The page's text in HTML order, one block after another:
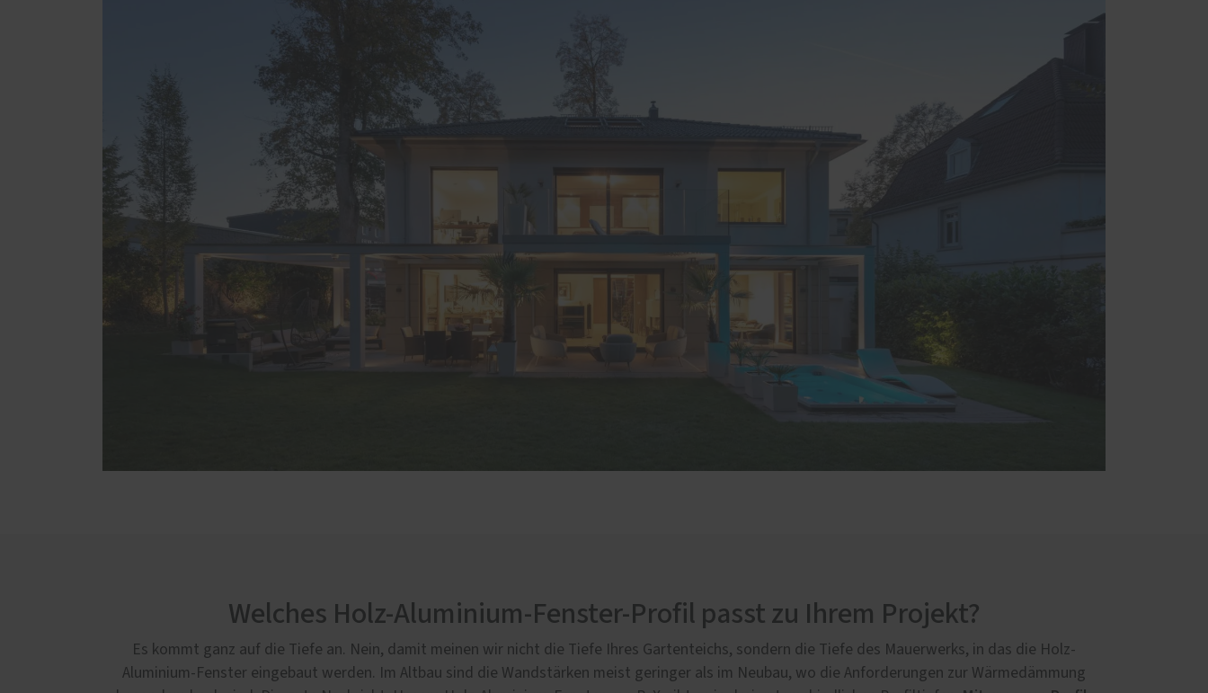
Welches Holz-Aluminium-Fenster-Profil passt zu Ihrem Projekt?
Es kommt ganz auf die Tiefe an. Nein, damit meinen wir nicht die Tiefe Ihres Gartenteichs, sondern die Tiefe des Mauerwerks, in das die Holz-
Aluminium-Fenster eingebaut werden. Im Altbau sind die Wandstärken meist geringer als im Neubau, wo die Anforderungen zur Wärmedämmung